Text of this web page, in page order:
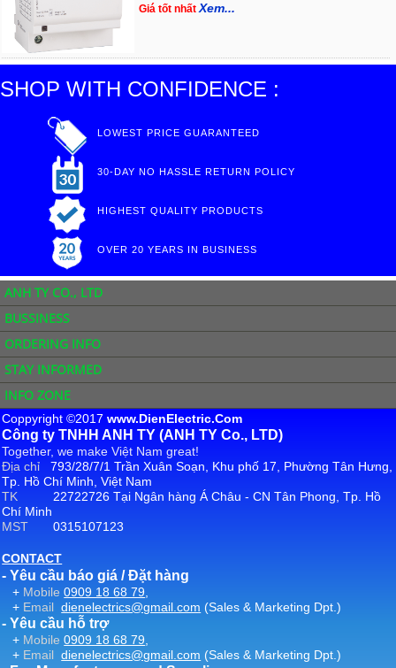
Giá tốt nhấtXem...
SHOP WITH CONFIDENCE :
LOWEST PRICE GUARANTEED
30-DAY NO HASSLE RETURN POLICY
HIGHEST QUALITY PRODUCTS
OVER 20 YEARS IN BUSINESS
ANH TY CO., LTD
BUSSINESS
ORDERING INFO
STAY INFORMED
INFO ZONE
Coppyright ©2017www.DienElectric.Com
Công ty TNHH ANH TY (ANH TY Co., LTD)
Together, we make Việt Nam great!
Địa chỉ793/28/7/1 Trần Xuân Soạn, Khu phố 17, Phường Tân Hưng,
Tp. Hồ Chí Minh, Việt Nam
TK 22722726 Tại Ngân hàng Á Châu - CN Tân Phong, Tp. Hồ
Chí Minh
MST0315107123
CONTACT
- Yêu cầu báo giá / Đặt hàng
+ Mobile 0909 18 68 79
+ Email dienelectrics@gmail.com (Sales & Marketing Dpt.)
- Yêu cầu hỗ trợ
+ Mobile 0909 18 68 79
+ Email dienelectrics@gmail.com (Sales & Marketing Dpt.)